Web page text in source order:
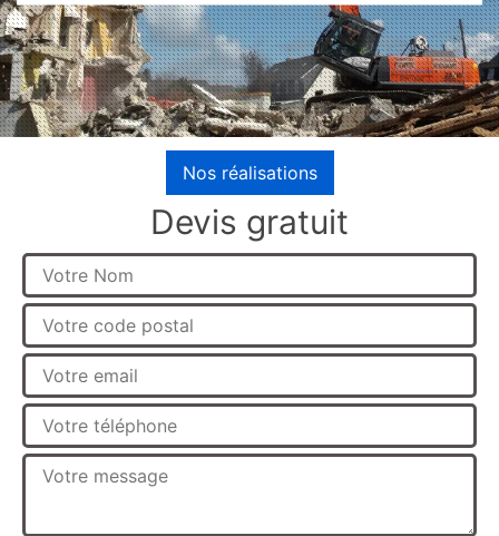
Nos réalisations
Devis gratuit